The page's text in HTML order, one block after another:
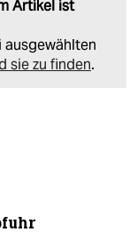
Artikel ist
sie zu finden.